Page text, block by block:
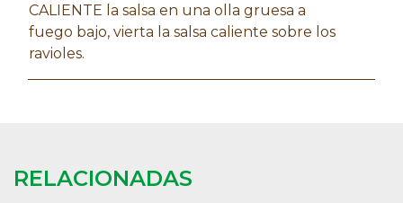
CALIENTE la salsa en una olla gruesa a
fuego bajo, vierta la salsa caliente sobre los
ravioles.
RELACIONADAS